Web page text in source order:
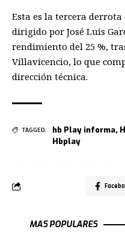
Esta es la tercera
dirigido por José Luis
rendimiento del 25 %,
Villavicencio, lo que
dirección técnica.
TAGGED: hb Play informa,
Hbplay
MAS POPULARES